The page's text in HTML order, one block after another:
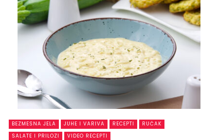
BEZMESNA JELA JUHE I VARIVA RECEPTI
RUČAK
SALATE I PRILOZI
VIDEO RECEPTI